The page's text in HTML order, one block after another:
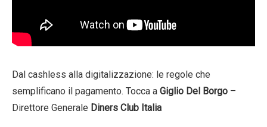
Dal cashless alla digitalizzazione: le regole che
semplificano il pagamento. Tocca a Giglio Del Borgo –
Direttore Generale Diners Club Italia